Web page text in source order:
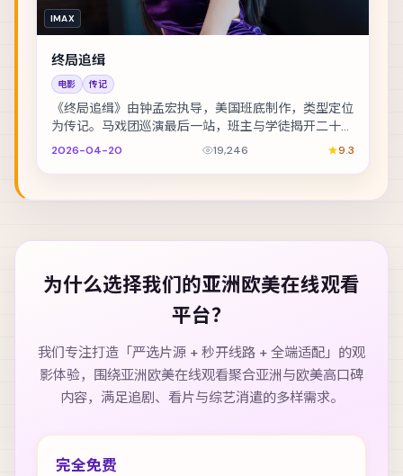
IMAX
终局追缉
电影 传记
《终局追缉》由钟孟宏执导，美国班底制作，类型定位
为传记。马戏团巡演最后一站，班主与学徒揭开二十年
前的旧案。主演包括全智贤、木村拓哉、张译 等，表...
2026-04-20 19,246 9.3
为什么选择我们的亚洲欧美在线观看
平台？
我们专注打造「严选片源 + 秒开线路 + 全端适配」的观
影体验，围绕亚洲欧美在线观看聚合亚洲与欧美高口碑
内容，满足追剧、看片与综艺消遣的多样需求。
完全免费